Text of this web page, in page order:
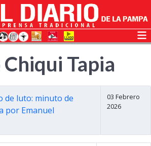
Tapia
de luto: minuto de
por Emanuel
03 Febrero
2026